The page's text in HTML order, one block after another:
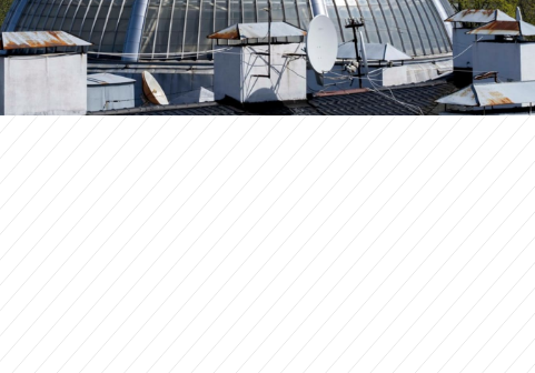
tento měsíc odešlo 600 tisíc lidí, tedy přibližně